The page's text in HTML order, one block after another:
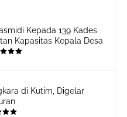
Kepada 139 Kades
Kapasitas Kepala Desa
di Kutim, Digelar